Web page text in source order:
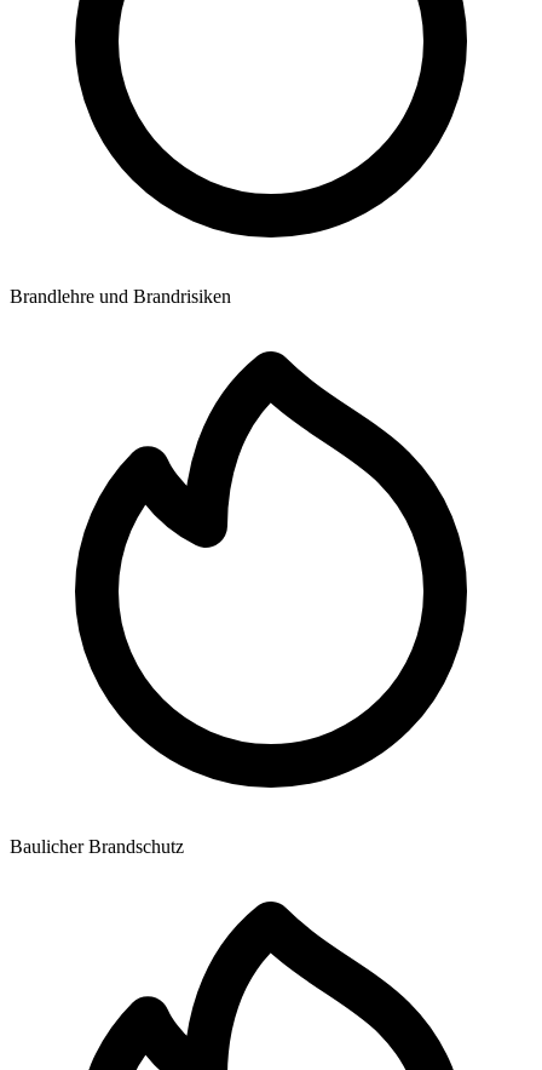
Brandlehre und Brandrisiken
Baulicher Brandschutz